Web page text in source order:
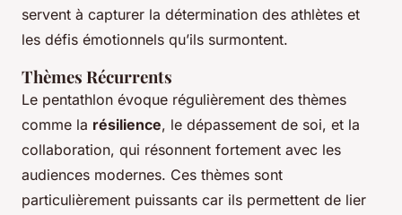
servent à capturer la détermination des athlètes et
les défis émotionnels qu’ils surmontent.
Thèmes Récurrents
Le pentathlon évoque régulièrement des thèmes
comme la résilience, le dépassement de soi, et la
collaboration, qui résonnent fortement avec les
audiences modernes. Ces thèmes sont
particulièrement puissants car ils permettent de lier